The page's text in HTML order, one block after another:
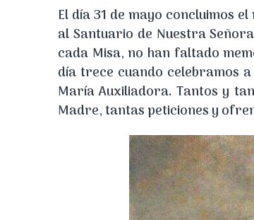
r
a
d
e
l
D
u
u
e
i
a
d
H
e
e
r
d
l
El día 31 de mayo concluimos
al Santuario de Nuestra
cada Misa, no han faltado
día trece cuando celebramos
María Auxiliadora. Tantos y
Madre, tantas peticiones y